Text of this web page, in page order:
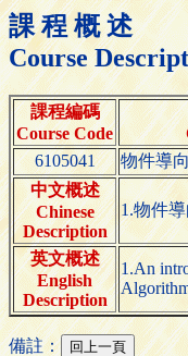
課 程 概 述
Course
課程編碼
Course Code
6105041
物件導
中文概述
Chinese
Description
1.物件
英文概述
English
Description
1.An
備註：